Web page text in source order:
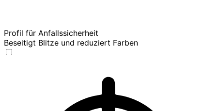
Profil für Anfallssicherheit
Beseitigt Blitze und reduziert Farben